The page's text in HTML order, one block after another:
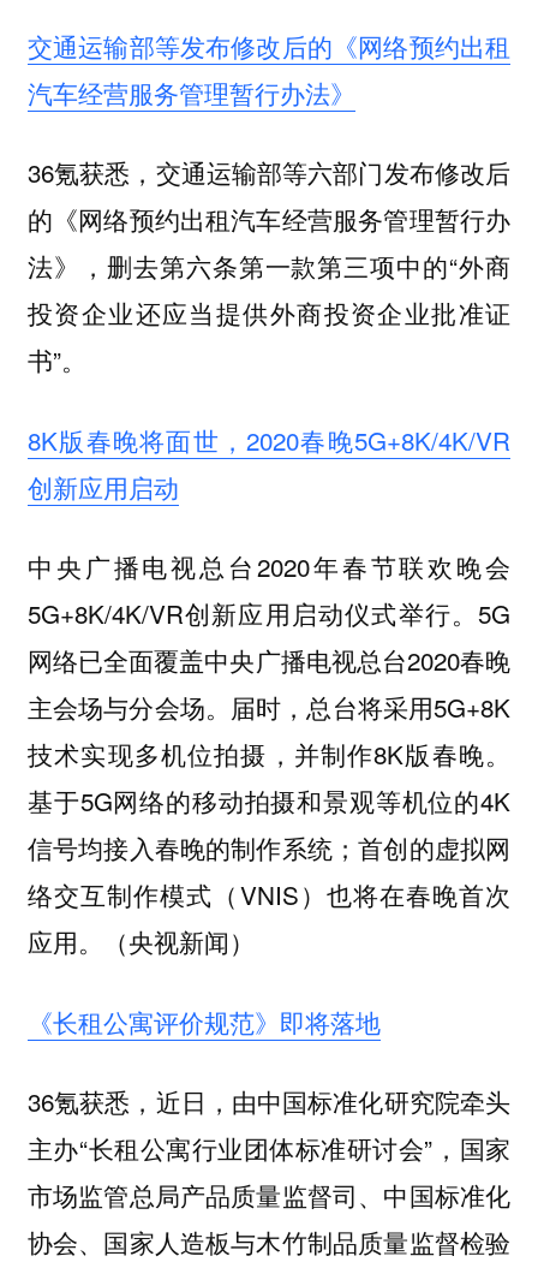
交通运输部等发布修改后的《网络预约出租
汽车经营服务管理暂行办法》
36氪获悉，交通运输部等六部门发布修改后
的《网络预约出租汽车经营服务管理暂行办
法》，删去第六条第一款第三项中的“外商
投资企业还应当提供外商投资企业批准证
书”。
8K版春晚将面世，2020春晚5G+8K/4K/VR
创新应用启动
中央广播电视总台2020年春节联欢晚会
5G+8K/4K/VR创新应用启动仪式举行。5G
网络已全面覆盖中央广播电视总台2020春晚
主会场与分会场。届时，总台将采用5G+8K
技术实现多机位拍摄，并制作8K版春晚。
基于5G网络的移动拍摄和景观等机位的4K
信号均接入春晚的制作系统；首创的虚拟网
络交互制作模式（VNIS）也将在春晚首次
应用。（央视新闻）
《长租公寓评价规范》即将落地
36氪获悉，近日，由中国标准化研究院牵头
主办“长租公寓行业团体标准研讨会”，国家
市场监管总局产品质量监督司、中国标准化
协会、国家人造板与木竹制品质量监督检验